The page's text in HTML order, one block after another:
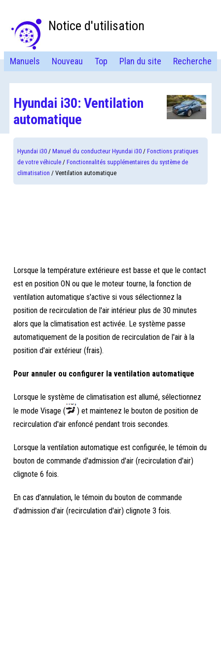
Notice d'utilisation
Manuels Nouveau Top Plan du site Recherche
Hyundai i30: Ventilation
automatique
Hyundai i30 /Manuel du conducteur Hyundai i30 /Fonctions pratiques
de votre véhicule /Fonctionnalités supplémentaires du système de
climatisation / Ventilation automatique
Lorsque la température extérieure est basse et que le contact
est en position ON ou que le moteur tourne, la fonction de
ventilation automatique s'active si vous sélectionnez la
position de recirculation de l'air intérieur plus de 30 minutes
alors que la climatisation est activée. Le système passe
automatiquement de la position de recirculation de l'air à la
position d'air extérieur (frais).
Pour annuler ou configurer la ventilation automatique
Lorsque le système de climatisation est allumé, sélectionnez
le mode Visage (
) et maintenez le bouton de position de
recirculation d'air enfoncé pendant trois secondes.
Lorsque la ventilation automatique est configurée, le témoin du
bouton de commande d'admission d'air (recirculation d'air)
clignote 6 fois.
En cas d'annulation, le témoin du bouton de commande
d'admission d'air (recirculation d'air) clignote 3 fois.